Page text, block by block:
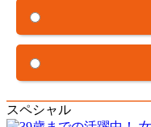
スペシャル